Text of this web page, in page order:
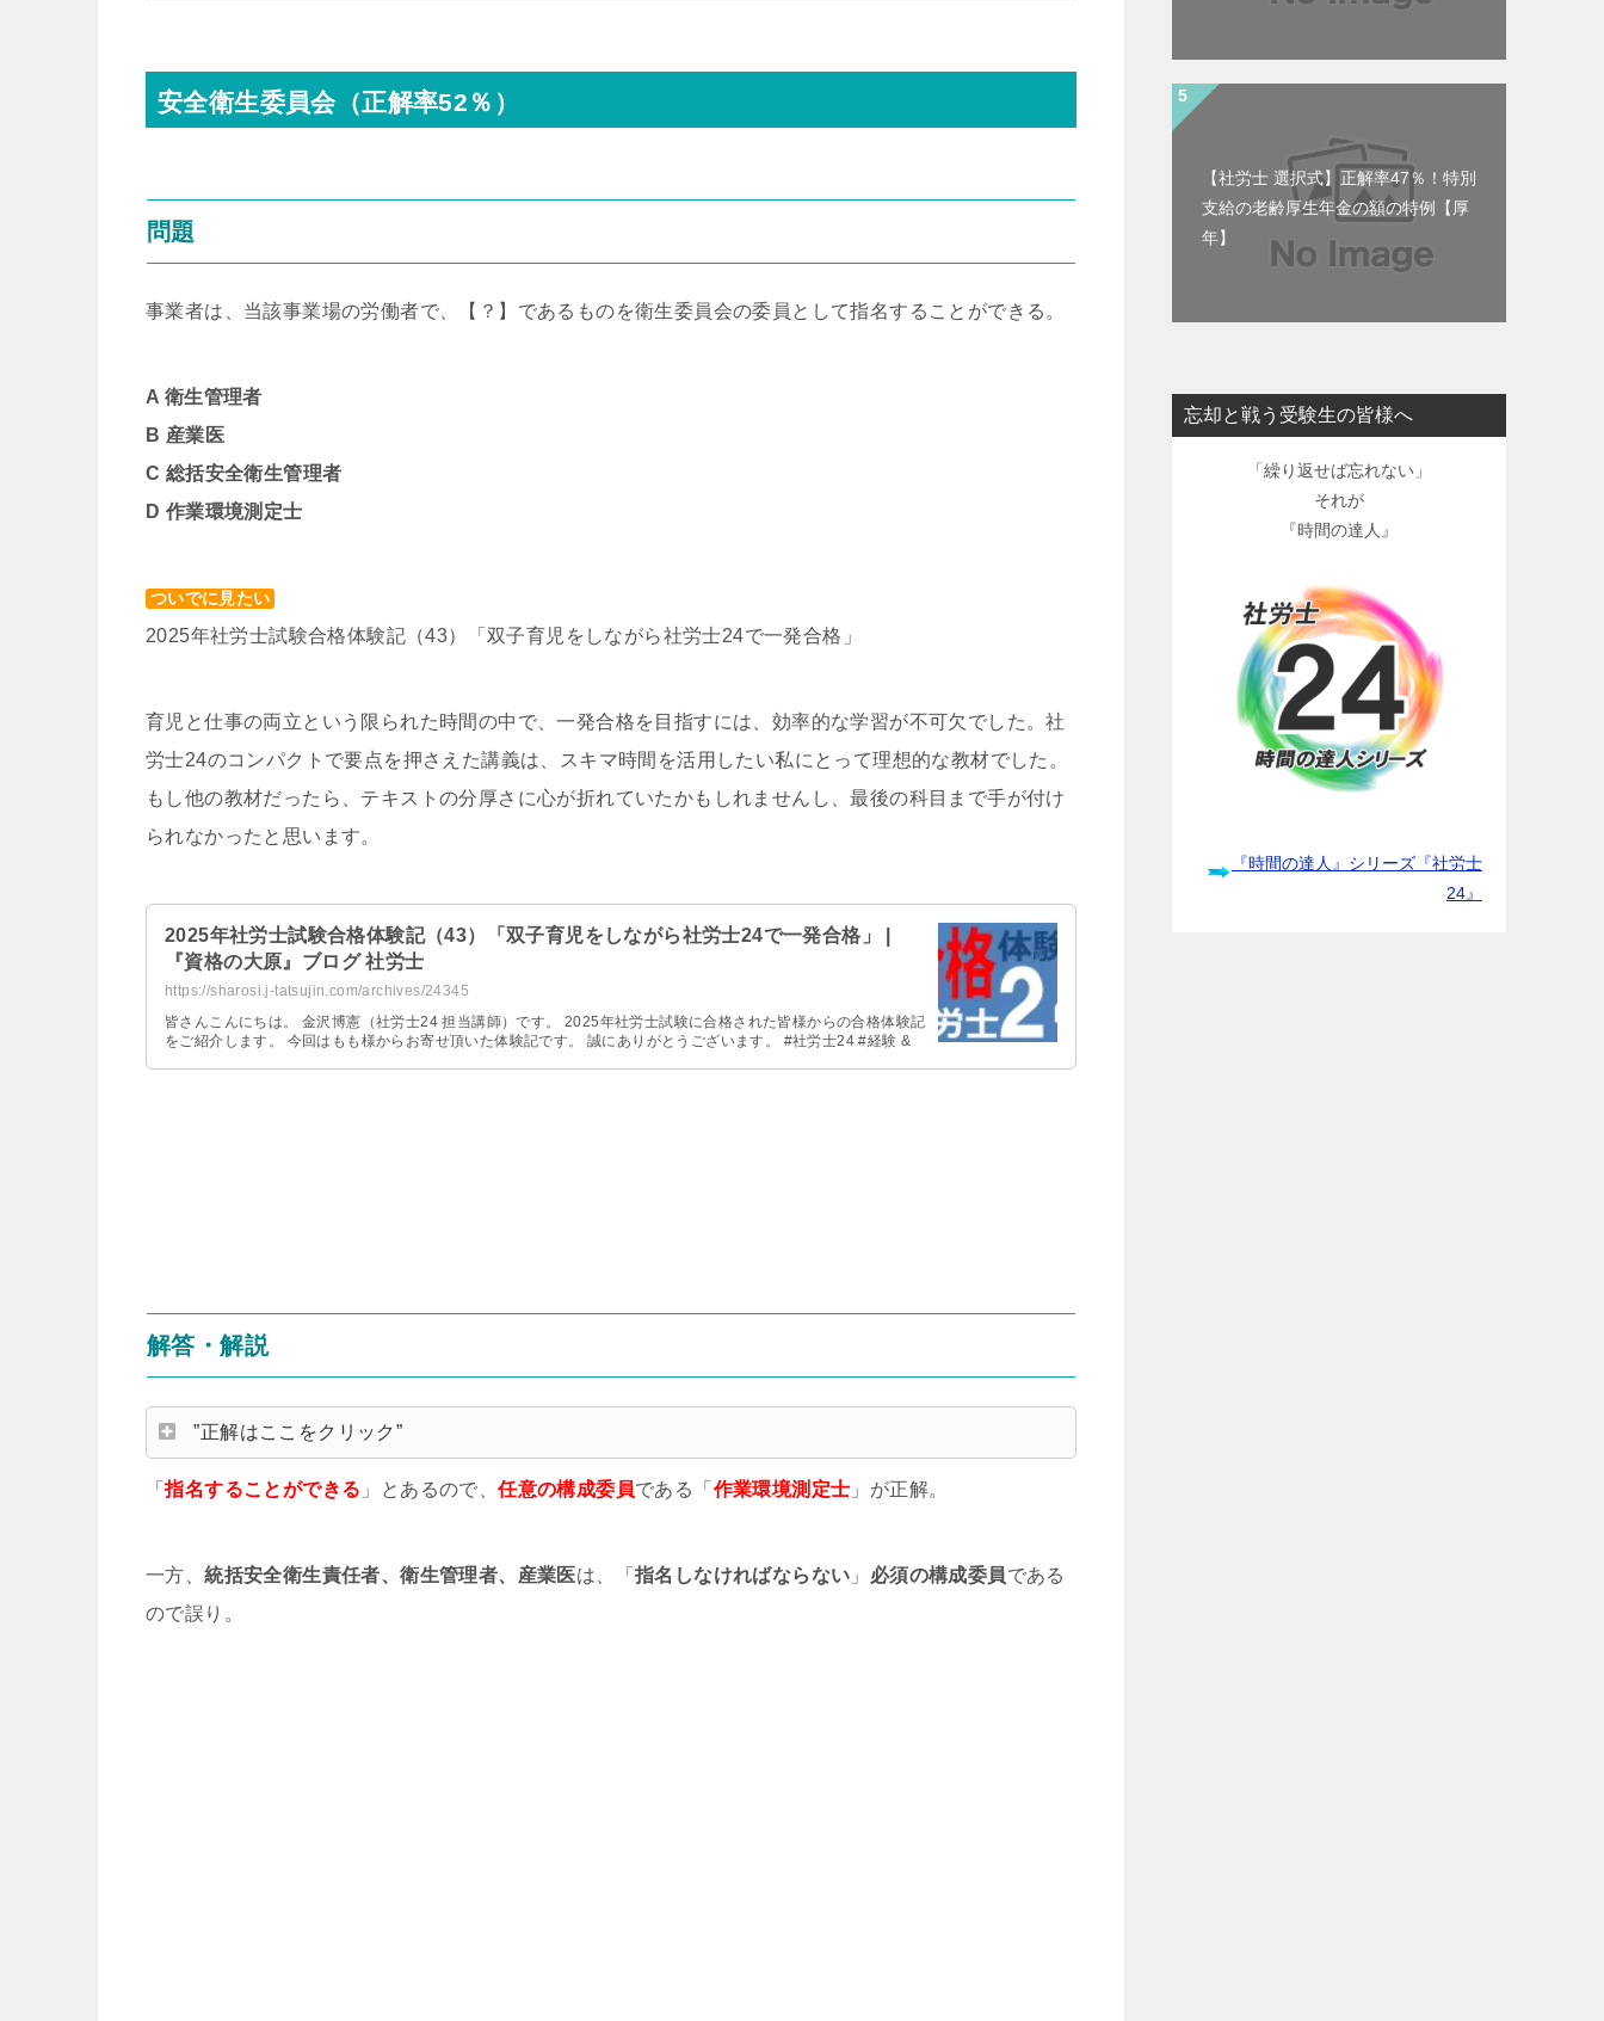
安全衛生委員会（正解率52％）
問題
事業者は、当該事業場の労働者で、【？】であるものを衛生委員会の委員として指名することができる。
A 衛生管理者
B 産業医
C 総括安全衛生管理者
D 作業環境測定士
ついでに見たい
2025年社労士試験合格体験記（43）「双子育児をしながら社労士24で一発合格」
育児と仕事の両立という限られた時間の中で、一発合格を目指すには、効率的な学習が不可欠でした。社
労士24のコンパクトで要点を押さえた講義は、スキマ時間を活用したい私にとって理想的な教材でした。
もし他の教材だったら、テキストの分厚さに心が折れていたかもしれませんし、最後の科目まで手が付け
られなかったと思います。
2025年社労士試験合格体験記（43）「双子育児をしながら社労士24で一発合格」 |
『資格の大原』ブログ 社労士
https://sharosi.j-tatsujin.com/archives/24345
皆さんこんにちは。 金沢博憲（社労士24 担当講師）です。 2025年社労士試験に合格された皆様からの合格体験記
をご紹介します。 今回はもも様からお寄せ頂いた体験記です。 誠にありがとうございます。 #社労士24 #経験 &
解答・解説
”正解はここをクリック”
「指名することができる 」とあるので、任意の構成委員である「 作業環境測定士 」が正解。
一方、統括安全衛生責任者、衛生管理者、産業医は、「指名しなければならない 」 必須の構成委員である
ので誤り。
【社労士 選択式】正解率47％！特別
支給の老齢厚生年金の額の特例【厚
年】
忘却と戦う受験生の皆様へ
「繰り返せば忘れない」
それが
『時間の達人』
『時間の達人』シリーズ『社労士
24』